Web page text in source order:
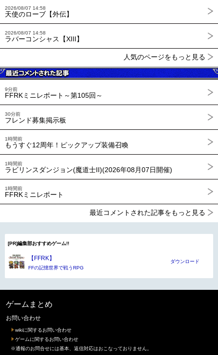
2026/08/07 14:58
天使のローブ【外伝】
2026/08/07 14:58
ラバーコンシャス【XIII】
人気のページをもっと見る
9分前
FFRKミニレポート～第105回～
30分前
フレンド募集掲示板
1時間前
もうすぐ12周年！ピックアップ装備召喚
1時間前
ラビリンスダンジョン(魔道士II)(2026年08月07日開催)
1時間前
FFRKミニレポート
最近コメントされた記事をもっと見る
[PR]編集部おすすめゲーム!!
【FFRK】
FFの記憶世界で戦うRPG
ダウンロード
ゲームまとめ
お問い合わせ
wikiに関するお問い合わせ
ゲームに関するお問い合わせ
※通報のお問合せには基本、返信対応はおこなっておりません。